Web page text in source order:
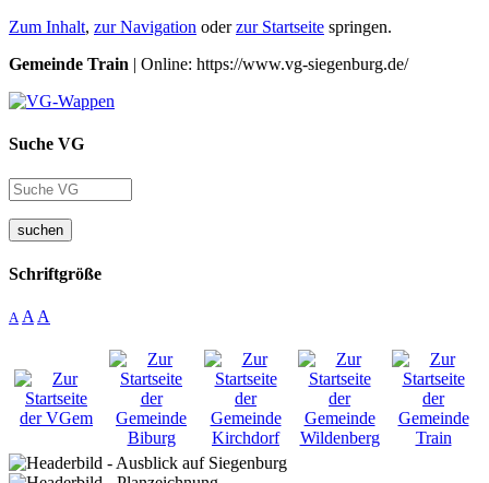
Zum Inhalt, zur Navigation oderzur Startseite springen.
Gemeinde Train | Online: https://www.vg-siegenburg.de/
Suche VG
suchen
Schriftgröße
A A A